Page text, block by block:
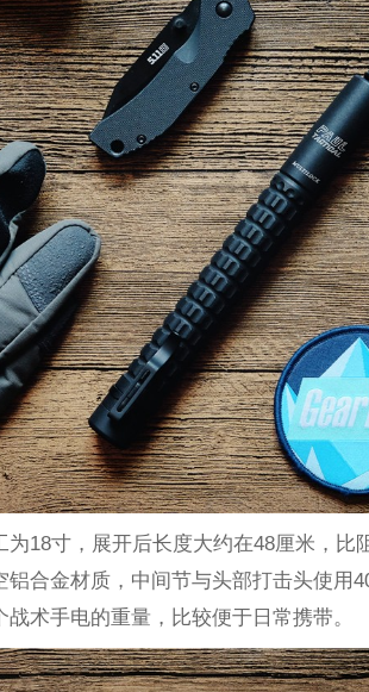
为18寸，展开后长度大约在48厘米，比
铝合金材质，中间节与头部打击头使用
术手电的重量，比较便于日常携带。